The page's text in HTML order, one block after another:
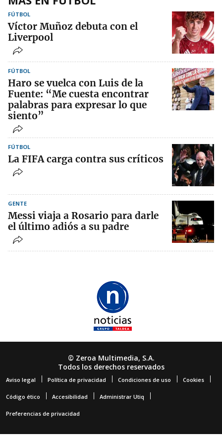
FÚTBOL
Víctor Muñoz debuta con el
Liverpool
FÚTBOL
Haro se vuelca con Luis de la
Fuente: “Me cuesta encontrar
palabras para expresar lo que
siento”
FÚTBOL
La FIFA carga contra sus críticos
GENTE
Messi viaja a Rosario para darle
el último adiós a su padre
© Zeroa Multimedia, S.A.
Todos los derechos reservados
Aviso legal Política de privacidad Condiciones de uso Cookies
Código ético Accesibilidad Administrar Utiq
Preferencias de privacidad